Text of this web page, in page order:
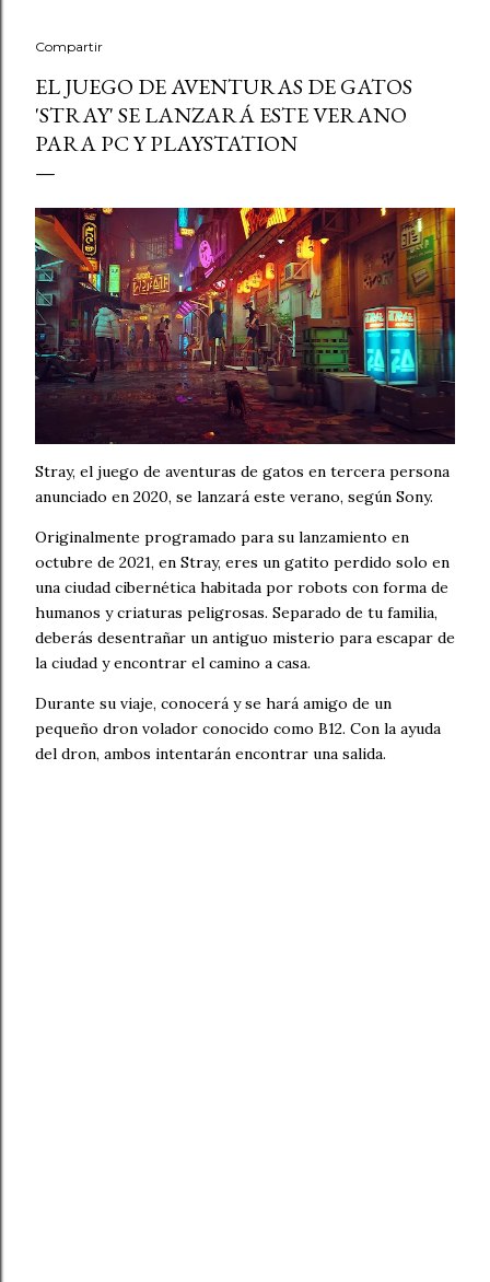
Compartir
EL JUEGO DE AVENTURAS DE GATOS
'STRAY' SE LANZARÁ ESTE VERANO
PARA PC Y PLAYSTATION
Stray, el juego de aventuras de gatos en tercera persona
anunciado en 2020, se lanzará este verano, según Sony.
Originalmente programado para su lanzamiento en
octubre de 2021, en Stray, eres un gatito perdido solo en
una ciudad cibernética habitada por robots con forma de
humanos y criaturas peligrosas. Separado de tu familia,
deberás desentrañar un antiguo misterio para escapar de
la ciudad y encontrar el camino a casa.
Durante su viaje, conocerá y se hará amigo de un
pequeño dron volador conocido como B12. Con la ayuda
del dron, ambos intentarán encontrar una salida.